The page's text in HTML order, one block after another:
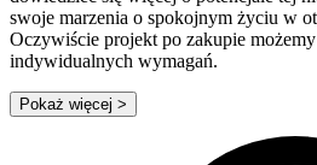
swoje marzenia o spokojnym życiu w
Oczywiście projekt po zakupie
indywidualnych wymagań.
Pokaż więcej >